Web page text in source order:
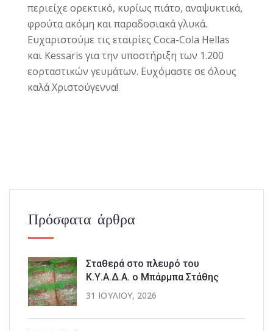
περιείχε ορεκτικό, κυρίως πιάτο, αναψυκτικά,
φρούτα ακόμη και παραδοσιακά γλυκά.
Ευχαριστούμε τις εταιρίες Coca-Cola Hellas
και Kessaris για την υποστήριξη των 1.200
εορταστικών γευμάτων. Ευχόμαστε σε όλους
καλά Χριστούγεννα!
Πρόσφατα άρθρα
Σταθερά στο πλευρό του
Κ.Υ.Α.Δ.Α. ο Μπάρμπα Στάθης
31 ΙΟΥΛΊΟΥ, 2026